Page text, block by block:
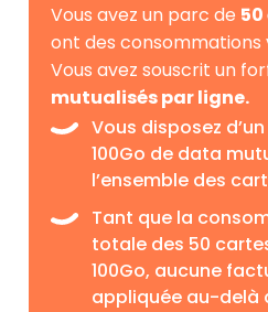
Vous avez un parc de
ont des consommations
Vous avez souscrit un
mutualisés par ligne.
Vous disposez
100Go de data
l’ensemble des
Tant que la
totale des 50
100Go, aucune
appliquée au-delà